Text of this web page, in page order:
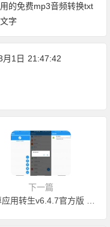
的免费mp3音频转换txt
字
月1日 21:47:42
下一篇